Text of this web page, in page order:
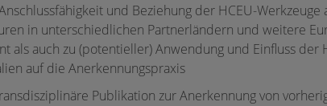
und Beziehung der HCEU-Werkzeuge
in unterschiedlichen Partnerländern und weitere
als auch zu (potentieller) Anwendung und Einfluss der
auf die Anerkennungspraxis
Publikation zur Anerkennung von